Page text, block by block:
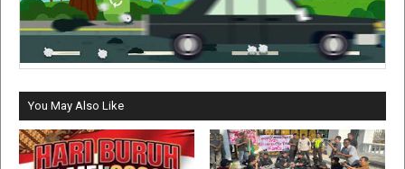
You May Also Like